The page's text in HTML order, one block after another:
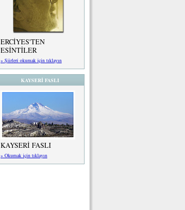
ERCİYES'TEN
ESİNTİLER
» Şiirleri okumak için tıklayın
KAYSERİ FASLI
KAYSERİ FASLI
» Okumak için tıklayın